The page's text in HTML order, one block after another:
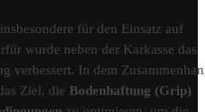
für den Einsatz auf
wurde neben der Karkasse das
verbessert. In dem
Ziel, die Bodenhaftung (Grip)